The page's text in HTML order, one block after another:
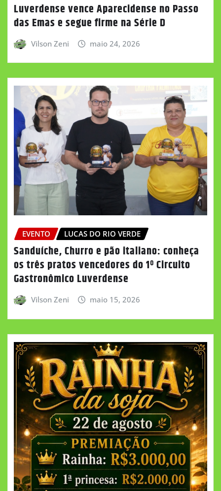
Luverdense vence Aparecidense no Passo
das Emas e segue firme na Série D
Vilson Zeni maio 24, 2026
EVENTO LUCAS DO RIO VERDE
Sanduíche, Churro e pão italiano: conheça
os três pratos vencedores do 1º Circuito
Gastronômico Luverdense
Vilson Zeni maio 15, 2026